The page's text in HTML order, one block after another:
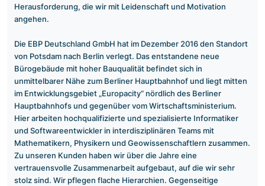
Herausforderung, die wir mit Leidenschaft und Motivation
angehen.
Die EBP Deutschland GmbH hat im Dezember 2016 den Standort
von Potsdam nach Berlin verlegt. Das entstandene neue
Bürogebäude mit hoher Bauqualität befindet sich in
unmittelbarer Nähe zum Berliner Hauptbahnhof und liegt mitten
im Entwicklungsgebiet „Europacity“ nördlich des Berliner
Hauptbahnhofs und gegenüber vom Wirtschaftsministerium.
Hier arbeiten hochqualifizierte und spezialisierte Informatiker
und Softwareentwickler in interdisziplinären Teams mit
Mathematikern, Physikern und Geowissenschaftlern zusammen.
Zu unseren Kunden haben wir über die Jahre eine
vertrauensvolle Zusammenarbeit aufgebaut, auf die wir sehr
stolz sind. Wir pflegen flache Hierarchien. Gegenseitige